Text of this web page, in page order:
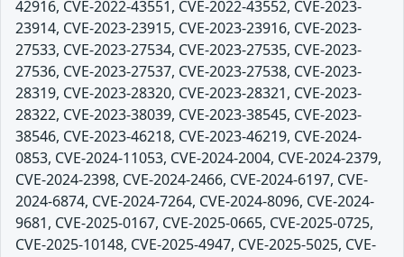
42916, CVE-2022-43551, CVE-2022-43552, CVE-2023-
23914, CVE-2023-23915, CVE-2023-23916, CVE-2023-
27533, CVE-2023-27534, CVE-2023-27535, CVE-2023-
27536, CVE-2023-27537, CVE-2023-27538, CVE-2023-
28319, CVE-2023-28320, CVE-2023-28321, CVE-2023-
28322, CVE-2023-38039, CVE-2023-38545, CVE-2023-
38546, CVE-2023-46218, CVE-2023-46219, CVE-2024-
0853, CVE-2024-11053, CVE-2024-2004, CVE-2024-2379,
CVE-2024-2398, CVE-2024-2466, CVE-2024-6197, CVE-
2024-6874, CVE-2024-7264, CVE-2024-8096, CVE-2024-
9681, CVE-2025-0167, CVE-2025-0665, CVE-2025-0725,
CVE-2025-10148, CVE-2025-4947, CVE-2025-5025, CVE-